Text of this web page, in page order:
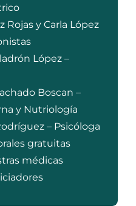
Rojas y Carla López
López –
Boscan –
y Nutriología
– Psicóloga
gratuitas
médicas